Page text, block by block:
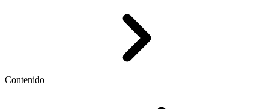
Contenido